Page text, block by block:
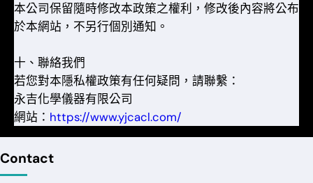
本公司保留隨時修改本政策之權利，修改後內容將公布
於本網站，不另行個別通知。
十、聯絡我們
若您對本隱私權政策有任何疑問，請聯繫：
永吉化學儀器有限公司
網站： https://www.yjcacl.com/
Contact